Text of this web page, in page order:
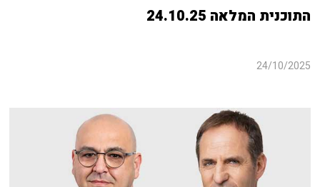
התוכנית המלאה 24.10.25
24/10/2025